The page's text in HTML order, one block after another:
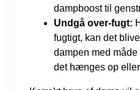
dampboost til
Undgå over-fugt:
fugtigt, kan det
dampen med
det hænges op